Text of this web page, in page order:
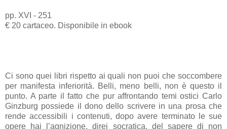
pp. XVI - 251
€ 20 cartaceo. Disponibile in ebook
Ci sono quei libri rispetto ai quali non puoi che soccombere
per manifesta inferiorità. Belli, meno belli, non è questo il
punto. A parte il fatto che pur affrontando temi ostici Carlo
Ginzburg possiede il dono dello scrivere in una prosa che
rende accessibili i contenuti, dopo avere terminato le sue
opere hai l’agnizione, direi socratica, del sapere di non